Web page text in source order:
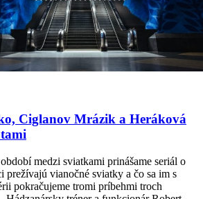
Ciglanov Mrázik a Heráková
medzi sviatkami prinášame seriál o
prežívajú vianočné sviatky a čo sa im s
pokračujeme tromi príbehmi troch